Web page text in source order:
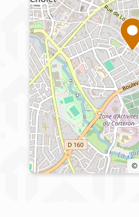
©